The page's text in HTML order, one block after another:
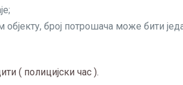
број потрошача може бити
( полицијски час ).